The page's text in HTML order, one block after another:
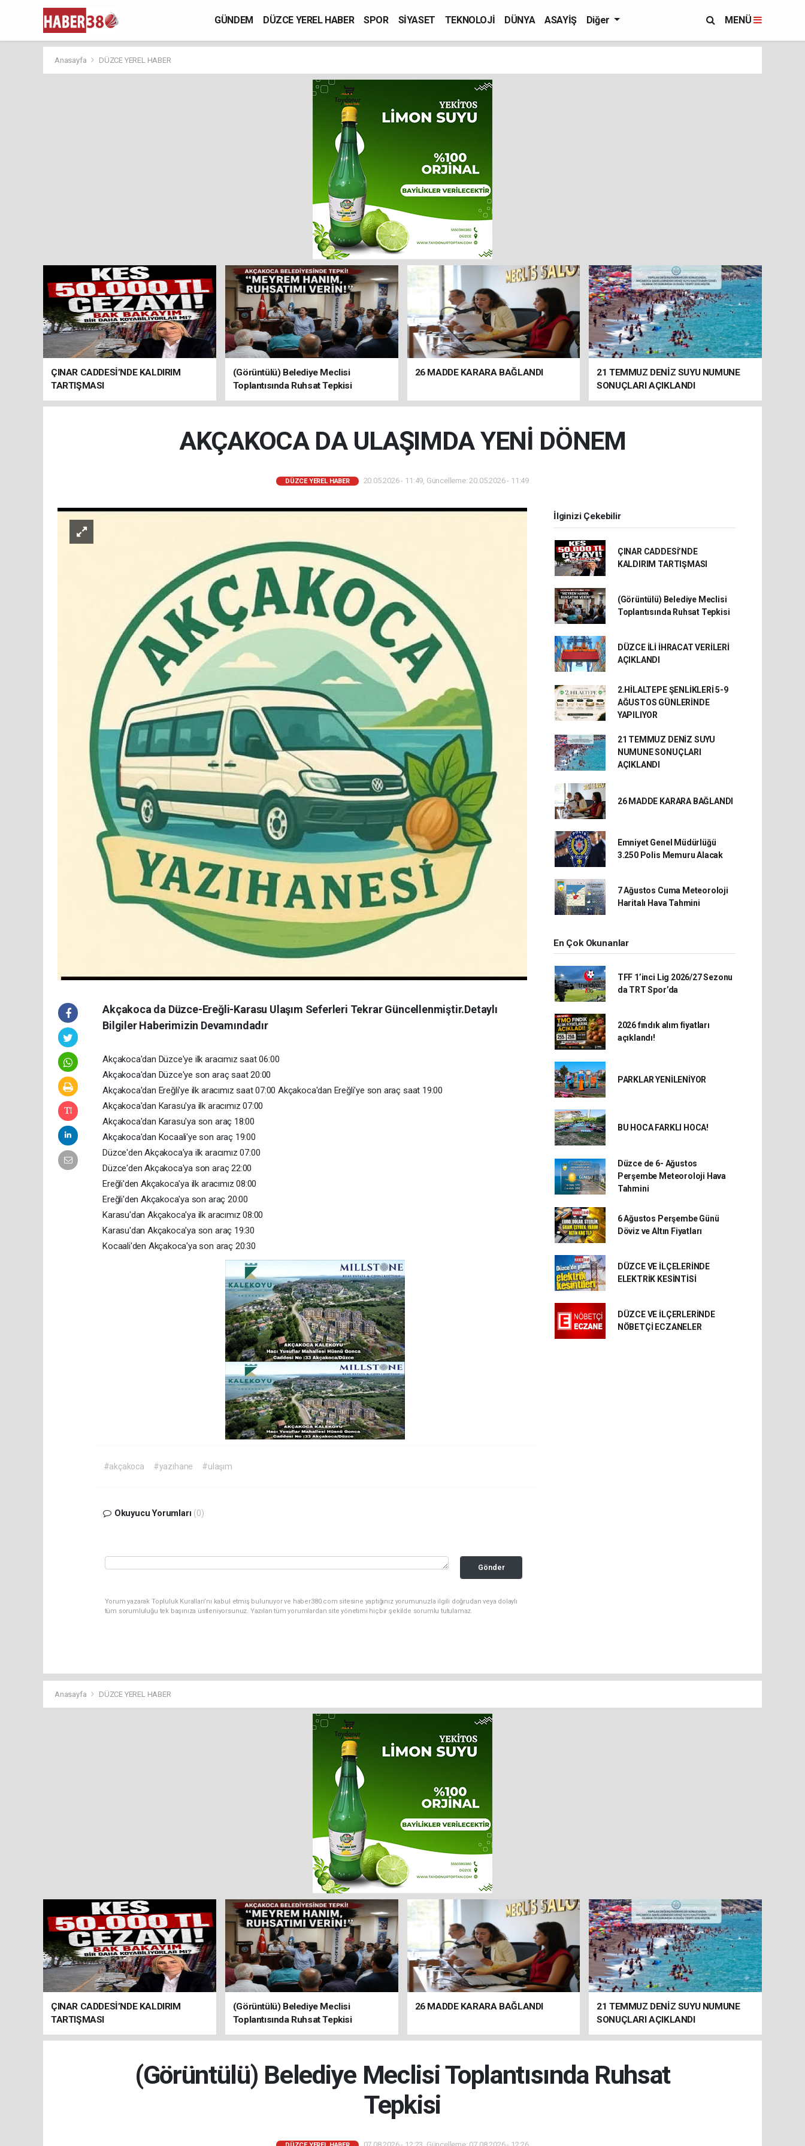
GÜNDEM DÜZCE YEREL HABER SPOR SİYASET TEKNOLOJİ DÜNYA ASAYİŞ Diğer MENÜ
Anasayfa DÜZCE YEREL HABER
ÇINAR CADDESİ’NDE KALDIRIM
TARTIŞMASI
(Görüntülü) Belediye Meclisi
Toplantısında Ruhsat Tepkisi
26 MADDE KARARA BAĞLANDI
21 TEMMUZ DENİZ SUYU NUMUNE
SONUÇLARI AÇIKLANDI
AKÇAKOCA DA ULAŞIMDA YENİ DÖNEM
DÜZCE YEREL HABER 20.05.2026 - 11:49, Güncelleme: 20.05.2026 - 11:49
Akçakoca da Düzce-Ereğli-Karasu Ulaşım Seferleri Tekrar Güncellenmiştir.Detaylı
Bilgiler Haberimizin Devamındadır
Akçakoca'dan Düzce'ye ilk aracımız saat 06:00
Akçakoca'dan Düzce'ye son araç saat 20:00
Akçakoca'dan Ereğli'ye ilk aracımız saat 07:00 Akçakoca'dan Ereğli'ye son araç saat 19:00
Akçakoca'dan Karasu'ya ilk aracımız 07:00
Akçakoca'dan Karasu'ya son araç 18:00
Akçakoca'dan Kocaali'ye son araç 19:00
Düzce'den Akçakoca'ya ilk aracımız 07:00
Düzce'den Akçakoca'ya son araç 22:00
Ereğli'den Akçakoca'ya ilk aracımız 08:00
Ereğli'den Akçakoca'ya son araç 20:00
Karasu'dan Akçakoca'ya ilk aracımız 08:00
Karasu'dan Akçakoca'ya son araç 19:30
Kocaali'den Akçakoca'ya son araç 20:30
#akçakoca #yazıhane #ulaşım
Okuyucu Yorumları (0)
Gönder
Yorum yazarak Topluluk Kuralları’nı kabul etmiş bulunuyor ve haber380.com sitesine yaptığınız yorumunuzla ilgili doğrudan veya dolaylı
tüm sorumluluğu tek başınıza üstleniyorsunuz. Yazılan tüm yorumlardan site yönetimi hiçbir şekilde sorumlu tutulamaz.
İlginizi Çekebilir
ÇINAR CADDESİ’NDE
KALDIRIM TARTIŞMASI
(Görüntülü) Belediye Meclisi
Toplantısında Ruhsat Tepkisi
DÜZCE İLİ İHRACAT VERİLERİ
AÇIKLANDI
2.HİLALTEPE ŞENLİKLERİ 5-9
AĞUSTOS GÜNLERİNDE
YAPILIYOR
21 TEMMUZ DENİZ SUYU
NUMUNE SONUÇLARI
AÇIKLANDI
26 MADDE KARARA BAĞLANDI
Emniyet Genel Müdürlüğü
3.250 Polis Memuru Alacak
7 Ağustos Cuma Meteoroloji
Haritalı Hava Tahmini
En Çok Okunanlar
TFF 1’inci Lig 2026/27 Sezonu
da TRT Spor’da
2026 fındık alım fiyatları
açıklandı!
PARKLAR YENİLENİYOR
BU HOCA FARKLI HOCA!
Düzce de 6- Ağustos
Perşembe Meteoroloji Hava
Tahmini
6 Ağustos Perşembe Günü
Döviz ve Altın Fiyatları
DÜZCE VE İLÇELERİNDE
ELEKTRİK KESİNTİSİ
DÜZCE VE İLÇERLERİNDE
NÖBETÇİ ECZANELER
Anasayfa DÜZCE YEREL HABER
ÇINAR CADDESİ’NDE KALDIRIM
TARTIŞMASI
(Görüntülü) Belediye Meclisi
Toplantısında Ruhsat Tepkisi
26 MADDE KARARA BAĞLANDI
21 TEMMUZ DENİZ SUYU NUMUNE
SONUÇLARI AÇIKLANDI
(Görüntülü) Belediye Meclisi Toplantısında Ruhsat
Tepkisi